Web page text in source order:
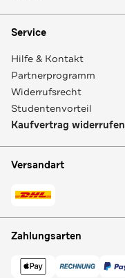
Service
Hilfe & Kontakt
Partnerprogramm
Widerrufsrecht
Studentenvorteil
Kaufvertrag widerrufen
Versandart
Zahlungsarten